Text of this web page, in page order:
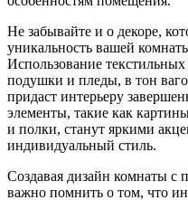
Не забывайте и о декоре,
уникальность вашей
Использование
подушки и пледы, в тон
придаст интерьеру
элементы, такие как
и полки, станут яркими
индивидуальный стиль.
Создавая дизайн комнаты с
важно помнить о том, что